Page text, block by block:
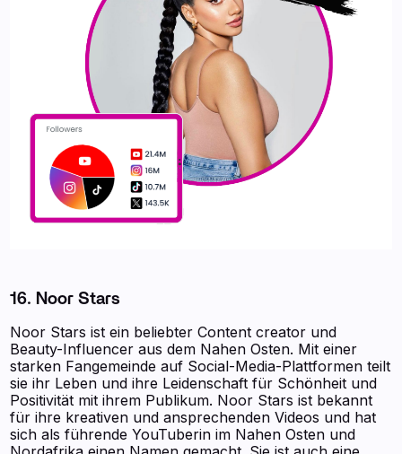
16. Noor Stars
Noor Stars ist ein beliebter Content creator und
Beauty-Influencer aus dem Nahen Osten. Mit einer
starken Fangemeinde auf Social-Media-Plattformen teilt
sie ihr Leben und ihre Leidenschaft für Schönheit und
Positivität mit ihrem Publikum. Noor Stars ist bekannt
für ihre kreativen und ansprechenden Videos und hat
sich als führende YouTuberin im Nahen Osten und